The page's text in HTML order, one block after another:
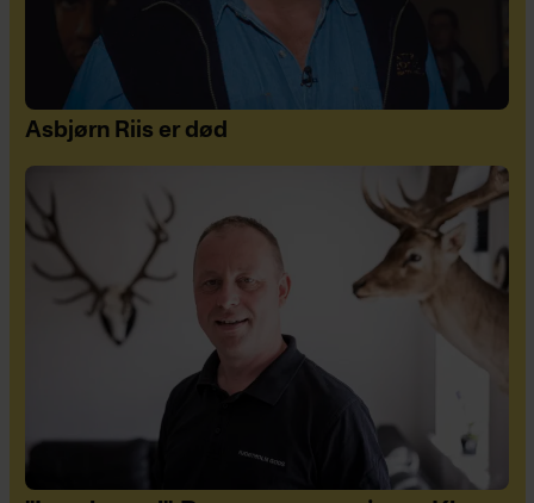
Asbjørn Riis er død